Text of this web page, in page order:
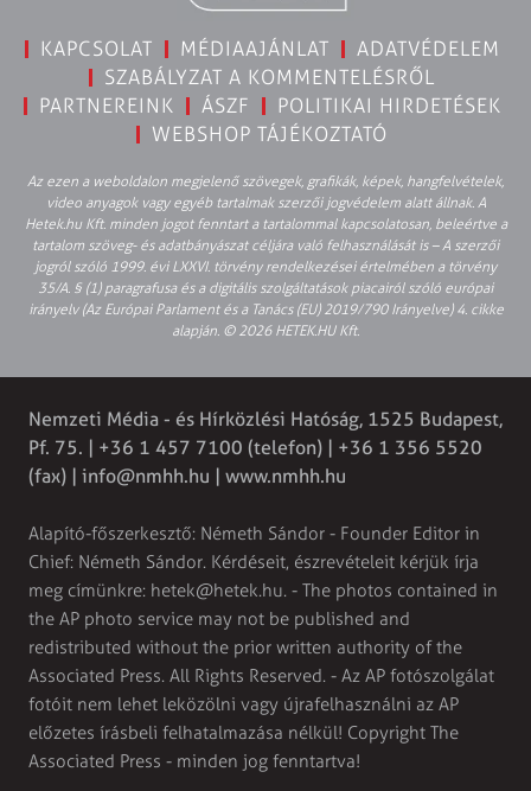
KAPCSOLAT MÉDIAAJÁNLAT
ADATVÉDELEM
SZABÁLYZAT A KOMMENTELÉSRŐL
PARTNEREINK
ÁSZF
POLITIKAI HIRDETÉSEK
WEBSHOP TÁJÉKOZTATÓ
Az ezen a weboldalon megjelenő szövegek, grafikák, képek, hangfelvételek,
video anyagok vagy egyéb tartalmak szerzői jogvédelem alatt állnak. A
Hetek.hu Kft. minden jogot fenntart a tartalommal kapcsolatosan, beleértve a
tartalom szöveg- és adatbányászat céljára való felhasználását is – A szerzői
jogról szóló 1999. évi LXXVI. törvény rendelkezései értelmében a törvény
35/A. § (1) paragrafusa és a digitális szolgáltatások piacairól szóló európai
irányelv (Az Európai Parlament és a Tanács (EU) 2019/790 Irányelve) 4. cikke
alapján. © 2026 HETEK.HU Kft.
Nemzeti Média - és Hírközlési Hatóság, 1525 Budapest,
Pf. 75. | +36 1 457 7100 (telefon) | +36 1 356 5520
(fax) | info@nmhh.hu | www.nmhh.hu
Alapító-főszerkesztő: Németh Sándor - Founder Editor in
Chief: Németh Sándor. Kérdéseit, észrevételeit kérjük írja
meg címünkre: hetek@hetek.hu. - The photos contained in
the AP photo service may not be published and
redistributed without the prior written authority of the
Associated Press. All Rights Reserved. - Az AP fotószolgálat
fotóit nem lehet leközölni vagy újrafelhasználni az AP
előzetes írásbeli felhatalmazása nélkül! Copyright The
Associated Press - minden jog fenntartva!